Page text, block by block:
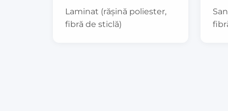
Laminat (rășină poliester,
fibră de sticlă)